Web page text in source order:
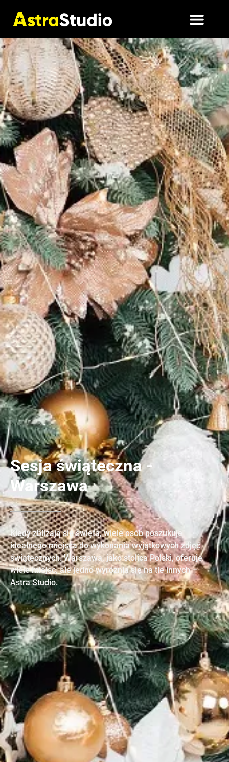
Sesja świąteczna -
Warszawa
Kiedy zbliżają się święta, wiele osób poszukuje
idealnego miejsca do wykonania wyjątkowych zdjęć
świątecznych. Warszawa, jako stolica Polski, oferuje
wiele miejsc, ale jedno wyróżnia się na tle innych –
Astra Studio.